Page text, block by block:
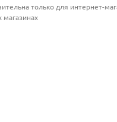
только для интернет-
магазинах